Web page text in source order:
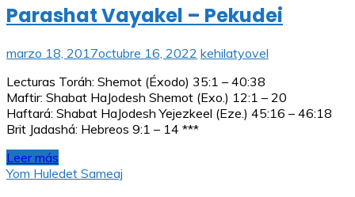
Parashat Vayakel – Pekudei
marzo 18, 2017octubre 16, 2022 kehilatyovel
Lecturas Toráh: Shemot (Éxodo) 35:1 – 40:38
Maftir: Shabat HaJodesh Shemot (Exo.) 12:1 – 20
Haftará: Shabat HaJodesh Yejezkeel (Eze.) 45:16 – 46:18
Brit Jadashá: Hebreos 9:1 – 14 ***
Leer más
Yom Huledet Sameaj